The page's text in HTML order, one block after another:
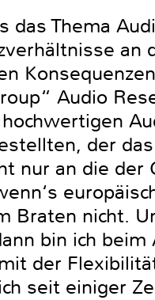
Thema
an
Audio
der
nur an die der
Braten nicht.
bin ich beim
der
seit einiger